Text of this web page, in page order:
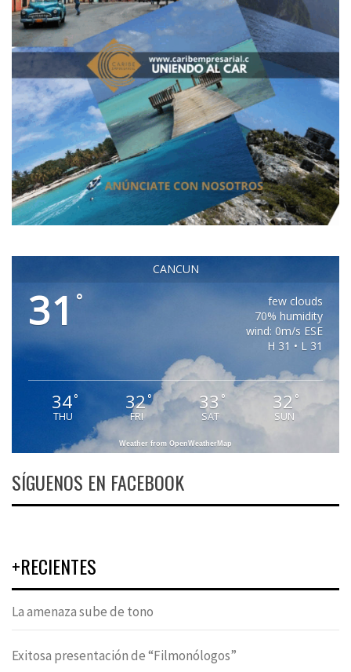
CANCUN
31 °
few clouds
70% humidity
wind: 0m/s ESE
H 31 • L 31
34°
THU
32°
FRI
33 °
SAT
32 °
SUN
Weather from OpenWeatherMap
SÍGUENOS EN FACEBOOK
+RECIENTES
La amenaza sube de tono
Exitosa presentación de “Filmonólogos”